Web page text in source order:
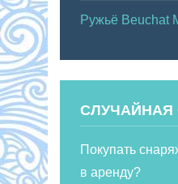
Ружьё Beuchat
СЛУЧАЙНАЯ
Покупать
в аренду?